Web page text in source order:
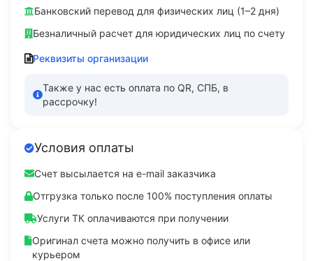
Банковский перевод для физических лиц (1–2 дня)
Безналичный расчет для юридических лиц по счету
Реквизиты организации
Также у нас есть оплата по QR, СПБ, в
рассрочку!
Условия оплаты
Счет высылается на e-mail заказчика
Отгрузка только после 100% поступления оплаты
Услуги ТК оплачиваются при получении
Оригинал счета можно получить в офисе или
курьером